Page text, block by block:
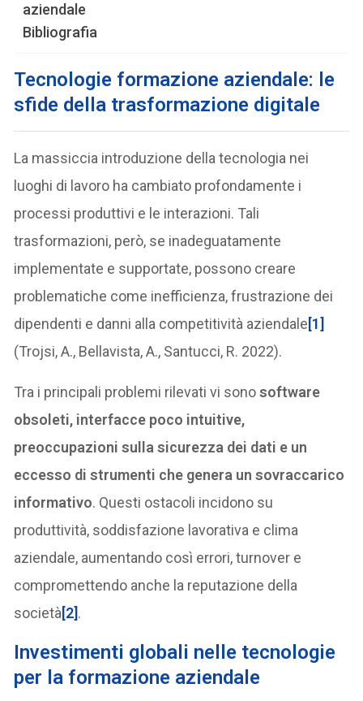
aziendale
Bibliografia
Tecnologie formazione aziendale: le
sfide della trasformazione digitale
La massiccia introduzione della tecnologia nei
luoghi di lavoro ha cambiato profondamente i
processi produttivi e le interazioni. Tali
trasformazioni, però, se inadeguatamente
implementate e supportate, possono creare
problematiche come inefficienza, frustrazione dei
dipendenti e danni alla competitività aziendale[1]
(Trojsi, A., Bellavista, A., Santucci, R. 2022).
Tra i principali problemi rilevati vi sonosoftware
obsoleti, interfacce poco intuitive,
preoccupazioni sulla sicurezza dei dati e un
eccesso di strumenti che genera un sovraccarico
informativo. Questi ostacoli incidono su
produttività, soddisfazione lavorativa e clima
aziendale, aumentando così errori, turnover e
compromettendo anche la reputazione della
società[2].
Investimenti globali nelle tecnologie
per la formazione aziendale